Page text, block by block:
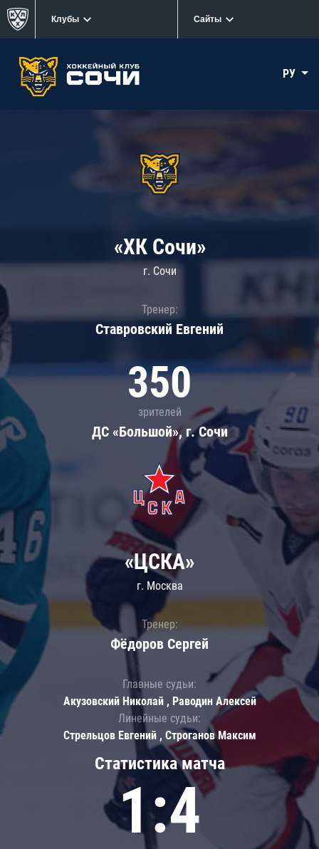
Клубы Сайты
РУ
«ХК Сочи»
г. Сочи
Тренер:
Ставровский Евгений
350
зрителей
ДС «Большой», г. Сочи
Статистика матча
1:4
«ЦСКА»
г. Москва
Тренер:
Фёдоров Сергей
Главные судьи:
Акузовский Николай , Раводин Алексей
Линейные судьи:
Стрельцов Евгений , Строганов Максим